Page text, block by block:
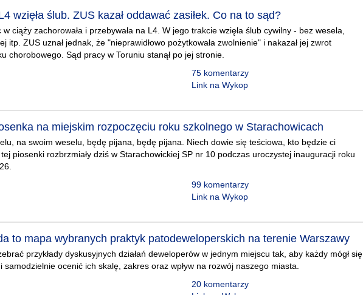
wzięła ślub. ZUS kazał oddawać zasiłek. Co na to sąd?
ciąży zachorowała i przebywała na L4. W jego trakcie wzięła ślub cywilny - bez wesela,
itp. ZUS uznał jednak, że "nieprawidłowo pożytkowała zwolnienie" i nakazał jej zwrot
chorobowego. Sąd pracy w Toruniu stanął po jej stronie.
75 komentarzy
Link na Wykop
na miejskim rozpoczęciu roku szkolnego w Starachowicach
na swoim weselu, będę pijana, będę pijana. Niech dowie się teściowa, kto będzie ci
tej piosenki rozbrzmiały dziś w Starachowickiej SP nr 10 podczas uroczystej inauguracji roku
99 komentarzy
Link na Wykop
to mapa wybranych praktyk patodeweloperskich na terenie Warszawy
przykłady dyskusyjnych działań deweloperów w jednym miejscu tak, aby każdy mógł się
samodzielnie ocenić ich skalę, zakres oraz wpływ na rozwój naszego miasta.
20 komentarzy